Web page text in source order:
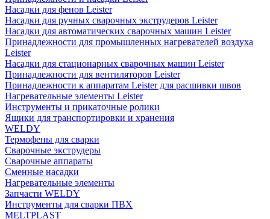
Насадки для фенов Leister
Насадки для ручных сварочных экструдеров Leister
Насадки для автоматических сварочных машин Leister
Принадлежности для промышленных нагревателей воздуха
Leister
Насадки для стационарных сварочных машин Leister
Принадлежности для вентиляторов Leister
Принадлежности к аппаратам Leister для расшивки швов
Нагревательные элементы Leister
Инструменты и прикаточные ролики
Ящики для транспортировки и хранения
WELDY
Термофены для сварки
Сварочные экструдеры
Сварочные аппараты
Сменные насадки
Нагревательные элементы
Запчасти WELDY
Инструменты для сварки ПВХ
MELTPLAST